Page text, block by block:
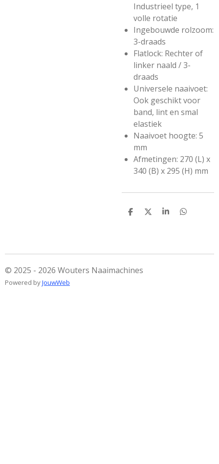
Industrieel type, 1
volle rotatie
Ingebouwde rolzoom:
3-draads
Flatlock: Rechter of
linker naald / 3-
draads
Universele naaivoet:
Ook geschikt voor
band, lint en smal
elastiek
Naaivoet hoogte: 5
mm
Afmetingen: 270 (L) x
340 (B) x 295 (H) mm
D
D
S
D
© 2025 - 2026 Wouters Naaimachines
Powered byJouwWeb